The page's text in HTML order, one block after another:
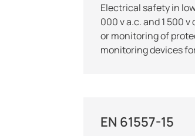
Electrical safety in
000 v a.c. and 1 500
or monitoring of
monitoring devices
EN 61557-15